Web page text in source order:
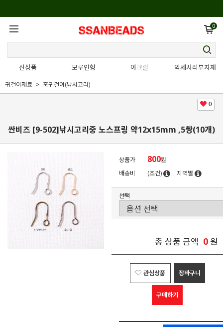
0
신상품 모루인형 아크릴 악세사리부자재
귀걸이재료 훅귀걸이(낚시고리)
0
싼비즈 [9-502]낚시고리중 노스프링 약12x15mm ,5쌍(10개)
상품가 800원
배송비
(조건) 지역별
선택
총 상품 금액 0원
관심상품 장바구니
구매하기